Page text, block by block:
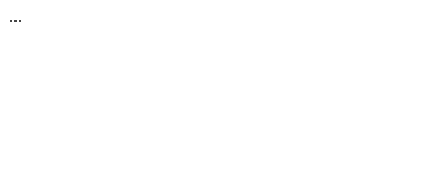
...